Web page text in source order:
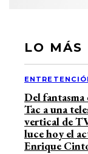
LO MÁS
Del fantasma
Tac a una
vertical de
luce hoy el
Enrique